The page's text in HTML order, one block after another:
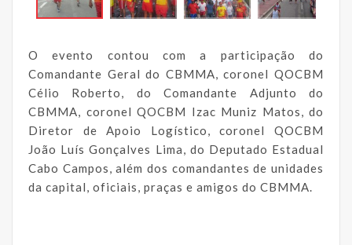
O evento contou com a participação do
Comandante Geral do CBMMA, coronel QOCBM
Célio Roberto, do Comandante Adjunto do
CBMMA, coronel QOCBM Izac Muniz Matos, do
Diretor de Apoio Logístico, coronel QOCBM
João Luís Gonçalves Lima, do Deputado Estadual
Cabo Campos, além dos comandantes de unidades
da capital, oficiais, praças e amigos do CBMMA.